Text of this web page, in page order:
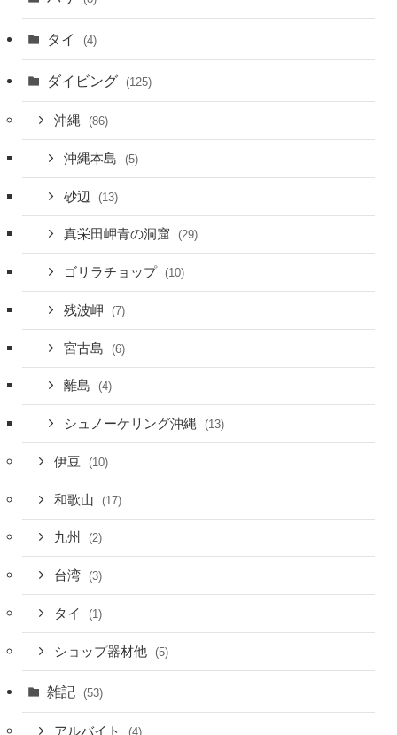
タイ (4)
ダイビング (125)
沖縄 (86)
沖縄本島 (5)
砂辺 (13)
真栄田岬青の洞窟 (29)
ゴリラチョップ (10)
残波岬 (7)
宮古島 (6)
離島 (4)
シュノーケリング沖縄 (13)
伊豆 (10)
和歌山 (17)
九州 (2)
台湾 (3)
タイ (1)
ショップ器材他 (5)
雑記 (53)
アルバイト (4)